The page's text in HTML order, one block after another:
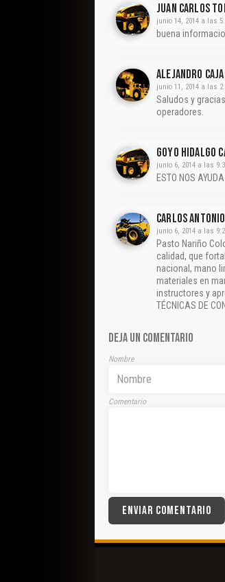
JUAN CARLOS
junio 14, 2014 a las
buena
Alejandro
junio 11, 2014 a las
Saludos y
operadores.
Goyo Hidalgo
junio 6, 2014 a las
ESTO NOS
CARLOS
junio 6, 2014 a las
Pasto Nariño
calidad, que
nacional, mano
materiales en
instructores y
TÉCNICAS DE
DEJA UN COMENTARIO
Nombre
Comentario